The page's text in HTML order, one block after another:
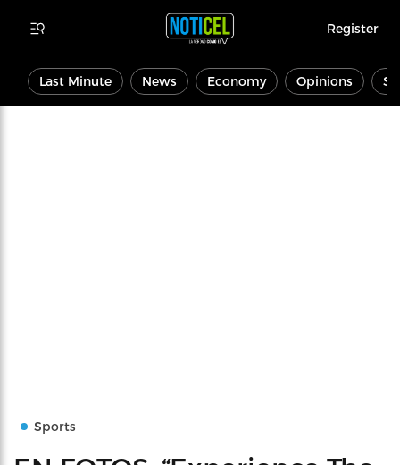
Register
Last Minute News Economy Opinions
Sports